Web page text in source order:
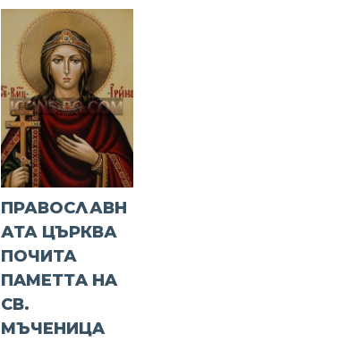
ПРАВОСЛАВН
АТА ЦЪРКВА
ПОЧИТА
ПAМEТТA НA
CВ.
МЪЧEНИЦA